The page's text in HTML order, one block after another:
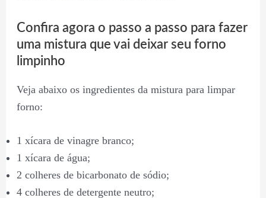
Confira agora o passo a passo para fazer
uma mistura que vai deixar seu forno
limpinho
Veja abaixo os ingredientes da mistura para limpar
forno:
1 xícara de vinagre branco;
1 xícara de água;
2 colheres de bicarbonato de sódio;
4 colheres de detergente neutro;